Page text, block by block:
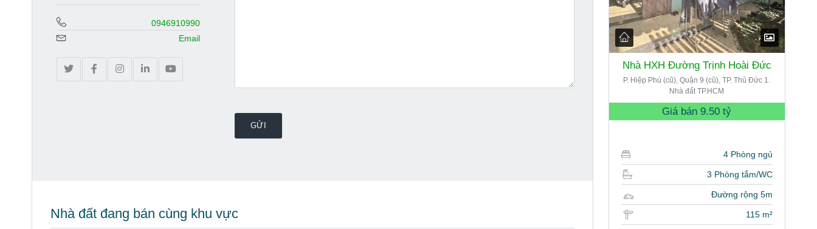
0946910990
Email
Nhà đất đang bán cùng khu vực
Nhà HXH Đường Trịnh Hoài Đức
P. Hiệp Phú (cũ), Quận 9 (cũ), TP. Thủ Đức 1.
Nhà đất TP.HCM
Giá bán9.50 tỷ
4 Phòng ngủ
3 Phòng tắm/WC
Đường rộng 5m
115 m²